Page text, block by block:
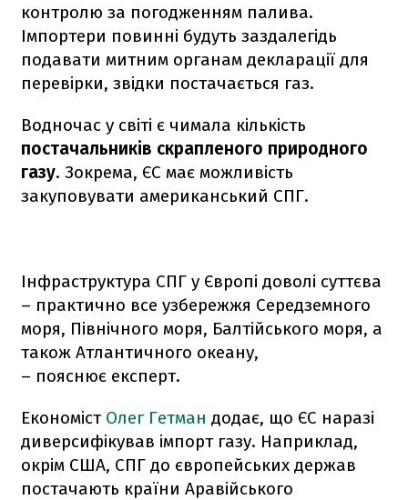
контролю за погодженням палива.
Імпортери повинні будуть заздалегідь
подавати митним органам декларації для
перевірки, звідки постачається газ.
Водночас у світі є чимала кількість
постачальників скрапленого природного
газу. Зокрема, ЄС має можливість
закуповувати американський СПГ.
Інфраструктура СПГ у Європі доволі суттєва
– практично все узбережжя Середземного
моря, Північного моря, Балтійського моря, а
також Атлантичного океану,
– пояснює експерт.
Економіст Олег Гетман додає, що ЄС наразі
диверсифікував імпорт газу. Наприклад,
окрім США, СПГ до європейських держав
постачають країни Аравійського